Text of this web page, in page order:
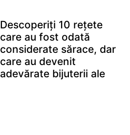
Descoperiți 10 rețete
care au fost odată
considerate sărace, dar
care au devenit
adevărate bijuterii ale